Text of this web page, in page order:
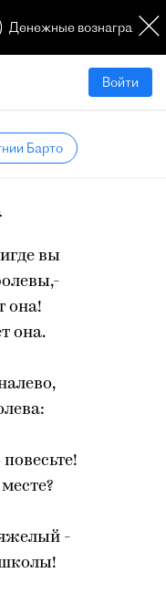
Денежные
Войти
Барто
вы
она!
она.
-
школы!